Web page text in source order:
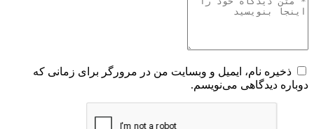
ذخیره نام، ایمیل و وبسایت من در مرورگر برای زمانی که
دوباره دیدگاهی می‌نویسم.